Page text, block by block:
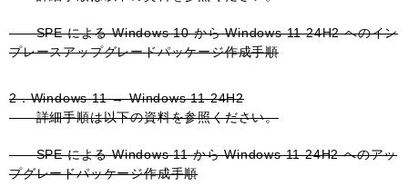
SPE による Windows 10 から Windows 11 24H2 へのイン
プレースアップグレードパッケージ作成手順
2．Windows 11 → Windows 11 24H2
詳細手順は以下の資料を参照ください。
SPE による Windows 11 から Windows 11 24H2 へのアッ
プグレードパッケージ作成手順